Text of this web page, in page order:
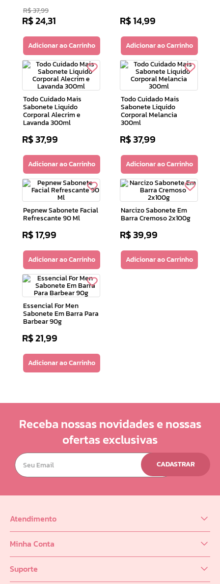
R$37,99
R$24,31
Adicionar ao Carrinho
R$14,99
Adicionar ao Carrinho
Todo Cuidado Mais
Sabonete Liquido
Corporal Alecrim e
Lavanda 300ml
R$37,99
Adicionar ao Carrinho
Todo Cuidado Mais
Sabonete Liquido
Corporal Melancia
300ml
R$37,99
Adicionar ao Carrinho
Pepnew Sabonete Facial
Refrescante 90 Ml
R$17,99
Adicionar ao Carrinho
Narcizo Sabonete Em
Barra Cremoso 2x100g
R$39,99
Adicionar ao Carrinho
Essencial For Men
Sabonete Em Barra Para
Barbear 90g
R$21,99
Adicionar ao Carrinho
Receba nossas novidades e nossas
ofertas exclusivas
CADASTRAR
Atendimento
(62) 98218-0625
Minha Conta
Meus Pedidos
Suporte